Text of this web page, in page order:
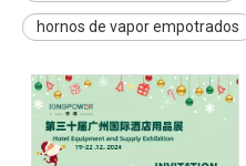
hornos de vapor empotrados